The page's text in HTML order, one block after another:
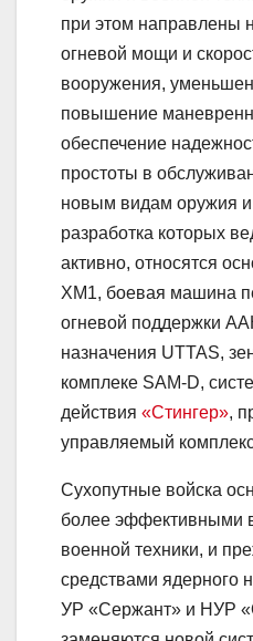
при этом направлены
огневой мощи и
вооружения,
повышение
обеспечение
простоты в
новым видам оружия и
разработка которых
активно, относятся
ХМ1, боевая машина
огневой поддержки
назначения UTTAS,
комплеке SAM-D,
действия «Стингер»,
управляемый
Сухопутные войска
более эффективными
военной техники, и
средствами ядерного
УР «Сержант» и НУР